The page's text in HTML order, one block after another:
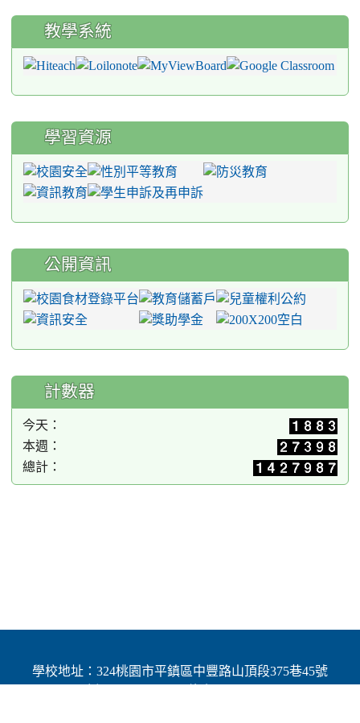
教學系統
學習資源
公開資訊
計數器
今天：
本週：
總計：
學校地址：324桃園市平鎮區中豐路山頂段375巷45號